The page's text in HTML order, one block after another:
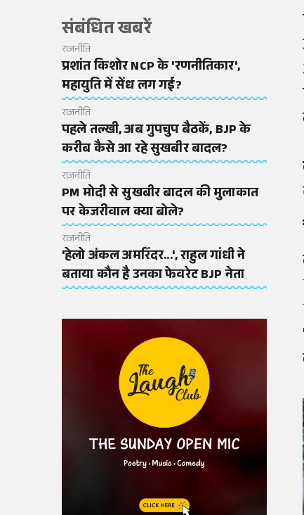
संबंधित खबरें
राजनीति
प्रशांत किशोर NCP के 'रणनीतिकार',
महायुति में सेंध लग गई?
राजनीति
पहले तल्खी, अब गुपचुप बैठकें, BJP के
करीब कैसे आ रहे सुखबीर बादल?
राजनीति
PM मोदी से सुखबीर बादल की मुलाकात
पर केजरीवाल क्या बोले?
राजनीति
'हेलो अंकल अमरिंदर...', राहुल गांधी ने
बताया कौन है उनका फेवरेट BJP नेता